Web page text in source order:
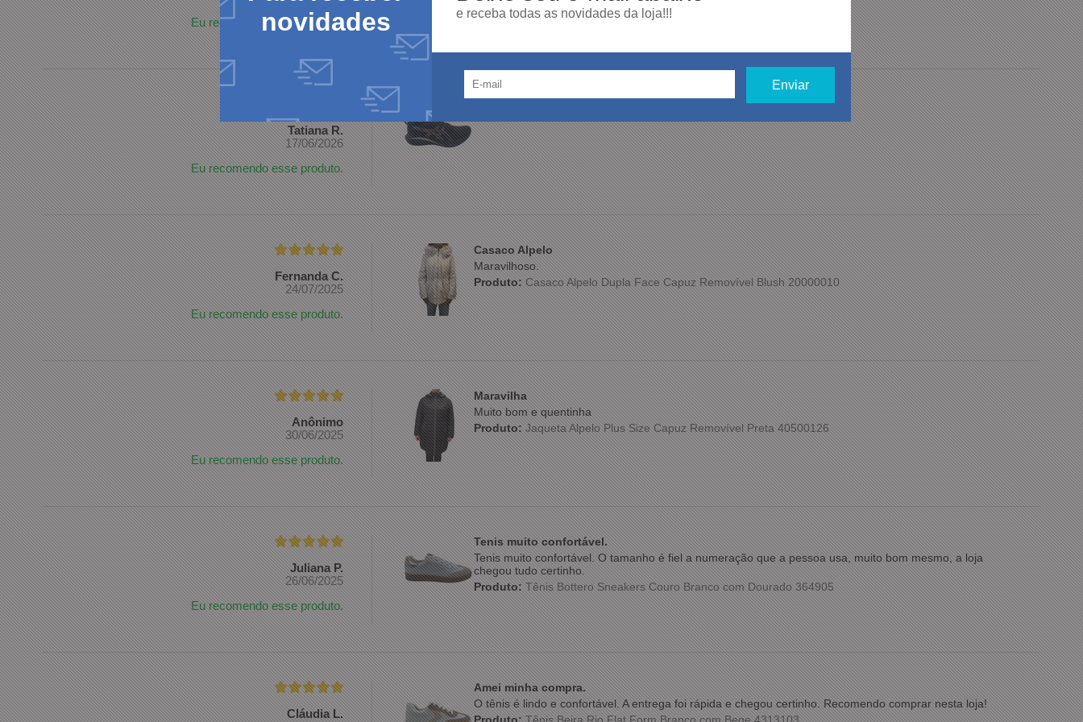
novidades
e receba todas as novidades da loja!!!
Eu recomendo esse produto.
Tatiana R.
17/06/2026
Eu recomendo esse produto.
Tênis ASICS Feminino Esportivo Preto Gel-Excite 10
Fernanda C.
24/07/2025
Eu recomendo esse produto.
Casaco Alpelo
Maravilhoso.
Produto:Casaco Alpelo Dupla Face Capuz Removível Blush 20000010
Anônimo
30/06/2025
Eu recomendo esse produto.
Maravilha
Muito bom e quentinha
Produto:Jaqueta Alpelo Plus Size Capuz Removível Preta 40500126
Juliana P.
26/06/2025
Eu recomendo esse produto.
Tenis muito confortável.
Tenis muito confortável. O tamanho é fiel a numeração que a pessoa usa, muito bom mesmo, a loja
chegou tudo certinho.
Produto:Tênis Bottero Sneakers Couro Branco com Dourado 364905
Cláudia L.
Amei minha compra.
O tênis é lindo e confortável. A entrega foi rápida e chegou certinho. Recomendo comprar nesta loja!